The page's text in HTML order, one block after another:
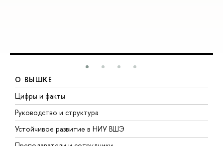
О ВЫШКЕ
Цифры и факты
Руководство и структура
Устойчивое развитие в НИУ ВШЭ